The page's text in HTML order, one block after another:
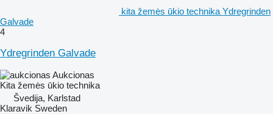
kita žemės ūkio technika Ydregrinden
Galvade
4
Ydregrinden Galvade
Aukcionas
Kita žemės ūkio technika
Švedija, Karlstad
Klaravik Sweden